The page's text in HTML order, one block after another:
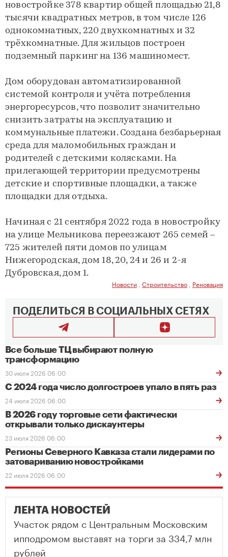
новостройке 378 квартир общей площадью 21,8
тысячи квадратных метров, в том числе 126
однокомнатных, 220 двухкомнатных и 32
трёхкомнатные. Для жильцов построен
подземный паркинг на 136 машиномест.
Дом оборудован автоматизированной
системой контроля и учёта потребления
энергоресурсов, что позволит значительно
снизить затраты на эксплуатацию и
коммунальные платежи. Создана безбарьерная
среда для маломобильных граждан и
родителей с детскими колясками. На
прилегающей территории предусмотрены
детские и спортивные площадки, а также
площадки для отдыха.
Начиная с 21 сентября 2022 года в новостройку
на улице Мельникова переезжают 265 семей –
725 жителей пяти домов по улицам
Нижегородская, дом 18, 20, 24 и 26 и 2-я
Дубровская, дом 1.
Новости Строительство Реновация
ПОДЕЛИТЬСЯ В СОЦИАЛЬНЫХ СЕТЯХ
Все больше ТЦ выбирают полную
трансформацию
30 июля 2026 06:00
С 2024 года число долгостроев упало в пять раз
24 июля 2026 06:00
В 2026 году торговые сети фактически
открывали только дискаунтеры
23 июля 2026 06:00
Регионы Северного Кавказа стали лидерами по
затовариванию новостройками
22 июля 2026 06:00
ЛЕНТА НОВОСТЕЙ
Участок рядом с Центральным Московским
ипподромом выставят на торги за 334,7 млн
рублей